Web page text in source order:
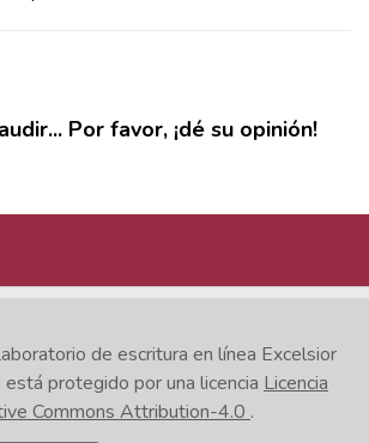
Por favor, ¡dé su opinión!
de escritura en línea Excelsior
protegido por una licencia Licencia
Commons Attribution-4.0 .